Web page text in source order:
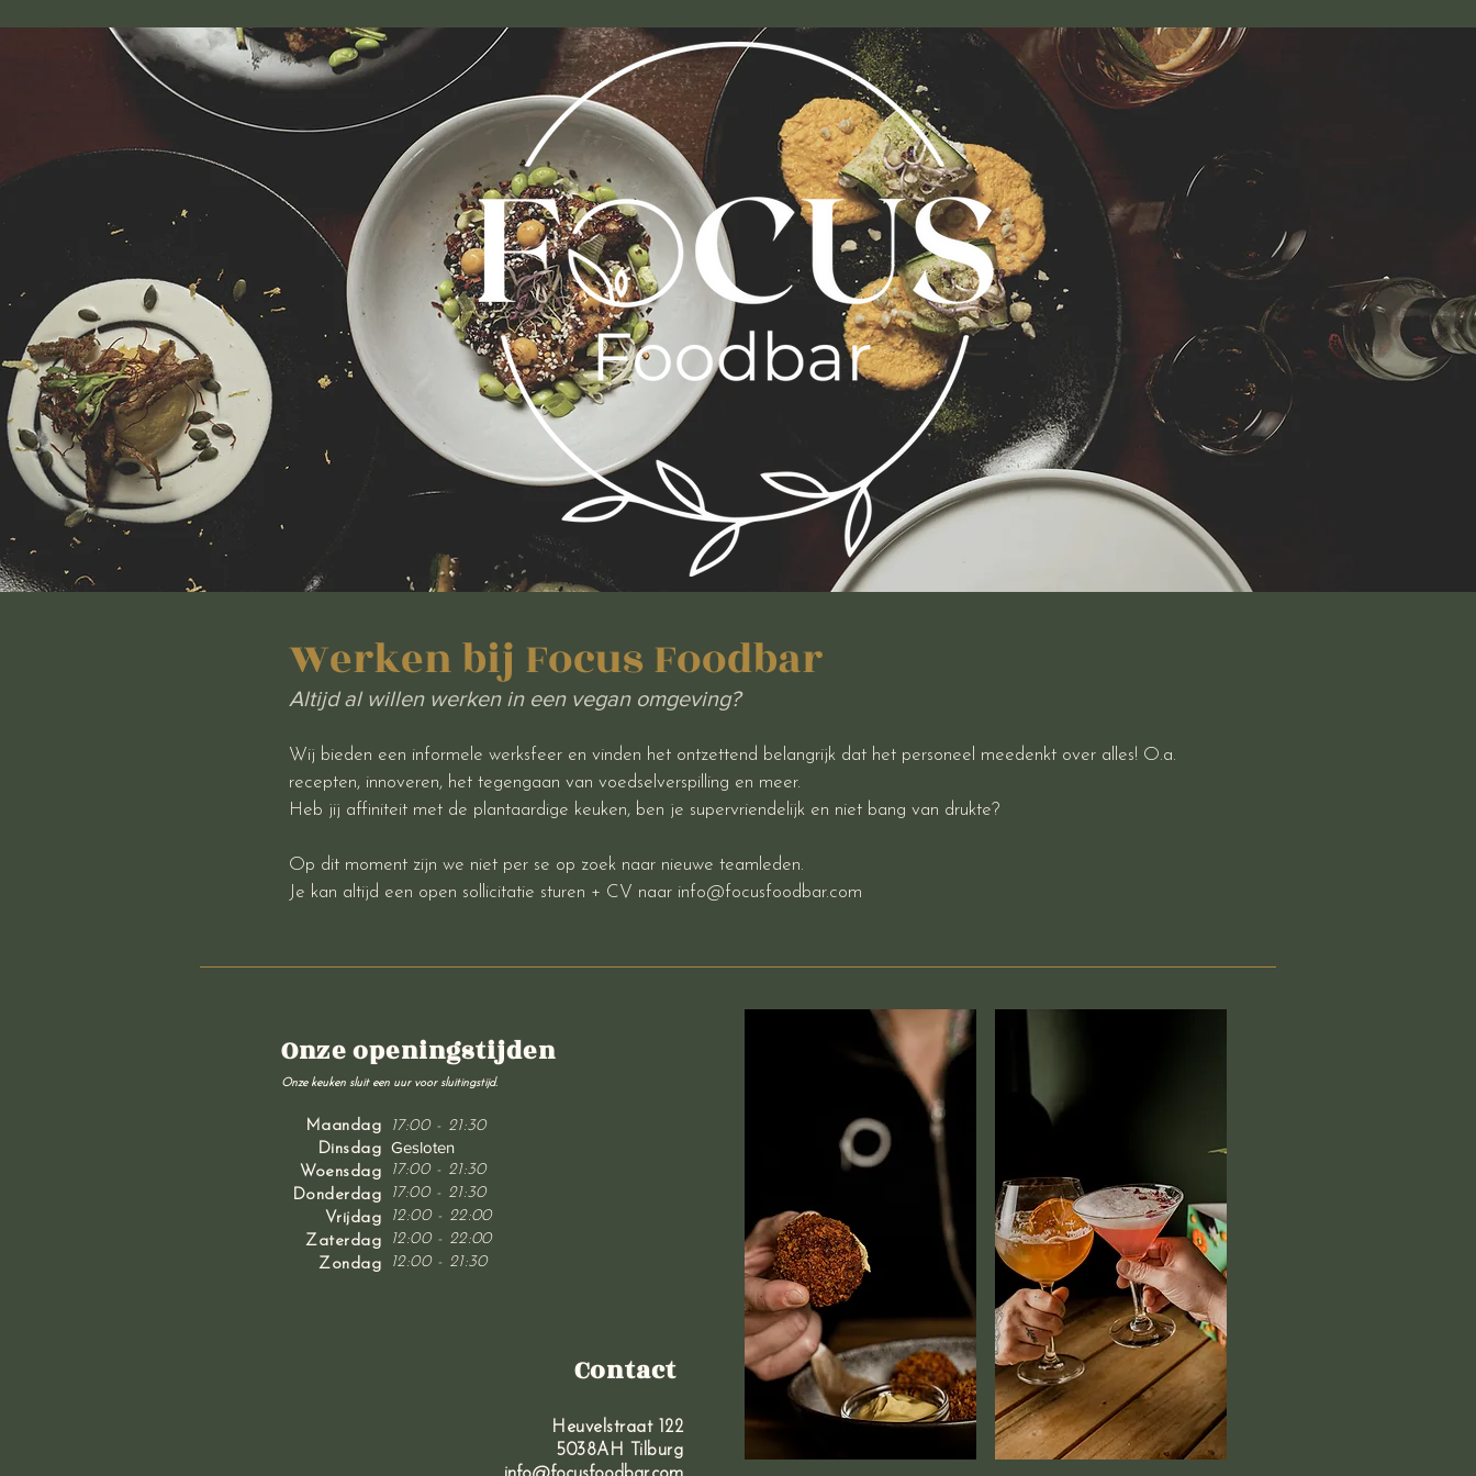
Werken bij Focus Foodbar
Altijd al willen werken in een vegan omgeving?
Wij bieden een informele werksfeer en vinden het ontzettend belangrijk dat het personeel meedenkt over alles! O.a.
recepten, innoveren, het tegengaan van voedselverspilling en meer.
Heb jij affiniteit met de plantaardige keuken, ben je supervriendelijk en niet bang van drukte?
Op dit moment zijn we niet per se op zoek naar nieuwe teamleden.
Je kan altijd een open sollicitatie sturen + CV naar info@focusfoodbar.com
Onze openingstijden
Onze keuken sluit een uur voor sluitingstijd.
Maandag
Dinsdag
Woensdag
Donderdag
Vrijdag
Zaterdag
Zondag
17:00 - 21:30
Gesloten
17:00 - 21:30
17:00 - 21:30
12:00 - 22:00
12:00 - 22:00
12:00 - 21:30
Contact
Heuvelstraat 122
5038AH Tilburg